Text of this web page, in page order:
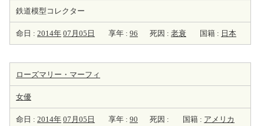
鉄道模型コレクター
命日 : 2014年 07月05日 享年 : 96 死因 : 老衰 国籍 : 日本
ローズマリー・マーフィ
女優
命日 : 2014年 07月05日 享年 : 90 死因 : 国籍 : アメリカ